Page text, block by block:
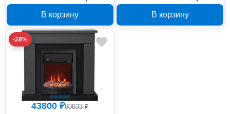
В корзину В корзину
-28%
43800 ₽60833 ₽